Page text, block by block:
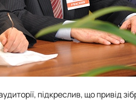
підкреслив, що привід